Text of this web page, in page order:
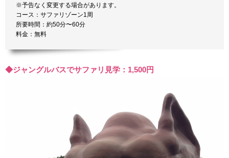
※予告なく変更する場合があります。
コース：サファリゾーン1周
所要時間：約50分〜60分
料金：無料
◆ジャングルバスでサファリ見学：1,500円